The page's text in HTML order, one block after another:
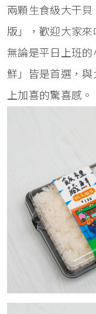
兩顆生食級大干
版」，歡迎大家
無論是平日上班
鮮」皆是首選，
上加喜的驚喜感。